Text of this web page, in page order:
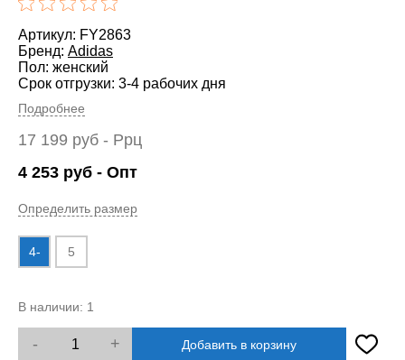
Артикул: FY2863
Бренд: Adidas
Пол: женский
Срок отгрузки: 3-4 рабочих дня
Подробнее
17 199 руб - Ррц
4 253 руб - Опт
Определить размер
4- 5
В наличии: 1
- + Добавить в корзину